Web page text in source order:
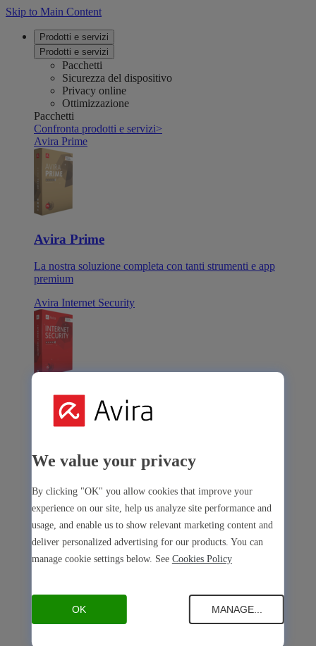
Skip to Main Content
Prodotti e servizi
Prodotti e servizi
Pacchetti
Sicurezza del dispositivo
Privacy online
Ottimizzazione
Pacchetti
Confronta prodotti e servizi>
Avira Prime
Avira Prime
La nostra soluzione completa con tanti strumenti e app
premium
Avira Internet Security
Avira Internet Security
La nostra soluzione 3 in 1 con tanti strumenti premium
Free Security
Free Security
Open Software Updater
Software Updater
PC
We value your privacy
By clicking "OK" you allow cookies that improve your
experience on our site, help us analyze site performance and
usage, and enable us to show relevant marketing content and
deliver personalized advertising for our products. You can
manage cookie settings below. See Cookies Policy
OK MANAGE...